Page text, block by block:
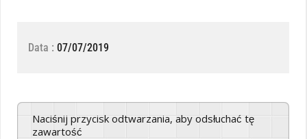
Data : 07/07/2019
Naciśnij przycisk odtwarzania, aby odsłuchać tę
zawartość